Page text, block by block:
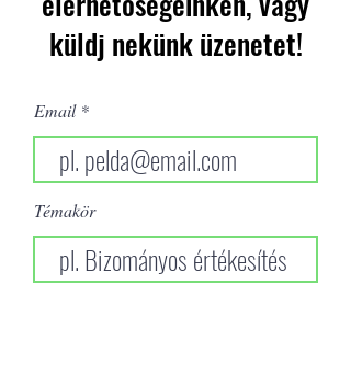
küldj nekünk üzenetet!
Email
Témakör